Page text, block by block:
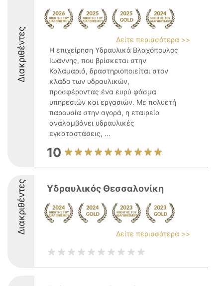
Διακριθέντες
Δείτε περισσότερα >>
Η επιχείρηση Υδραυλικά Βλαχόπουλος
Ιωάννης, που βρίσκεται στην
Καλαμαριά, δραστηριοποιείται στον
κλάδο των υδραυλικών,
προσφέροντας ένα ευρύ φάσμα
υπηρεσιών και εργασιών. Με πολυετή
παρουσία στην αγορά, η εταιρεία
αναλαμβάνει υδραυλικές
εγκαταστάσεις, ...
10
Διακριθέντες Υδραυλικός Θεσσαλονίκη
Δείτε περισσότερα >>